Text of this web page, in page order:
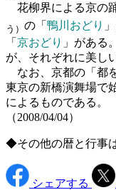
花柳界による京の
う） の「 鴨川おどり
「 京おどり 」がある
が、それぞれに美し
なお、京都の「都
東京の新橋演舞場で
によるものである。
（2008/04/04）
◆その他の暦と行事
シェアする